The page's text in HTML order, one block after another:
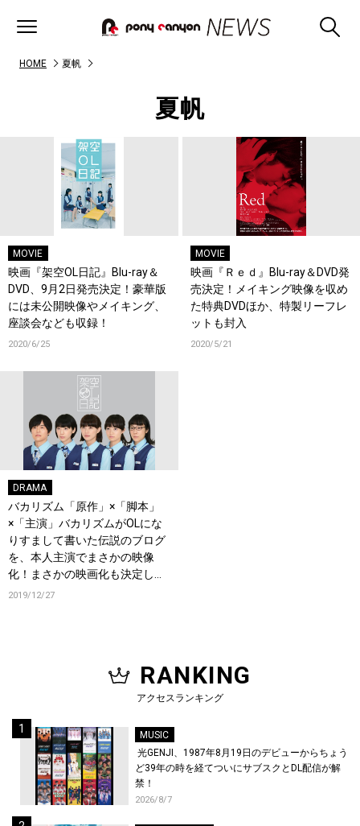
HOME 夏帆
夏帆
MOVIE
映画『架空OL日記』Blu-ray＆
DVD、9月2日発売決定！豪華版
には未公開映像やメイキング、
座談会なども収録！
2020/6/25
MOVIE
映画『Ｒｅｄ』Blu-ray＆DVD発
売決定！メイキング映像を収め
た特典DVDほか、特製リーフレ
ットも封入
2020/5/21
DRAMA
バカリズム「原作」×「脚本」
×「主演」バカリズムがOLにな
りすまして書いた伝説のブログ
を、本人主演でまさかの映像
化！まさかの映画化も決定し話
題を呼んでいるドラマ「架空OL
2019/12/27
RANKING
アクセスランキング
MUSIC
光GENJI、1987年8月19日のデビューからちょう
ど39年の時を経てついにサブスクとDL配信が解
禁！
2026/8/7